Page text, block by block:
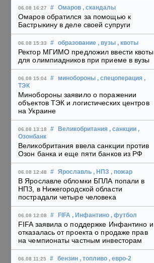
06.08 16:27 # Омаров , скандалы
Омаров обратился за помощью к
Бастрыкину в деле своей супруги
06.08 15:33 # образование , вузы , квоты
Ректор МГИМО предложил ввести квоты
для олимпиадников при приеме в вузы
06.08 15:04 # минобороны , спецоперация ,
ТЭК
Минобороны заявило о поражении
объектов ТЭК и логистических центров
на Украине
06.08 13:18 # Великобритания , санкции ,
Озонбанк
Великобритания ввела санкции против
Озон банка и еще пяти банков из РФ
06.08 12:48 # Ярославль , НПЗ , пожар
В Ярославле обломки БПЛА попали в
НПЗ, в Нижегородской области
пострадали четыре человека
06.08 12:08 # FIFA , Инфантино , футбол
FIFA заявила о поддержке Инфантино и
отказалась от проекта о продаже прав
на чемпионаты частным инвесторам
06.08 11:25 # бензин , топливо , евро-2